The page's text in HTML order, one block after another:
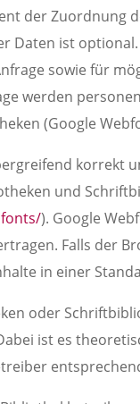
der Zuordnung
Daten ist
sowie für
werden
(Google
korrekt
und
). Google
Falls der
in einer
oder
ist es